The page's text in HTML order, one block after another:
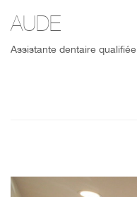
AUDE
Assistante dentaire qualifiée